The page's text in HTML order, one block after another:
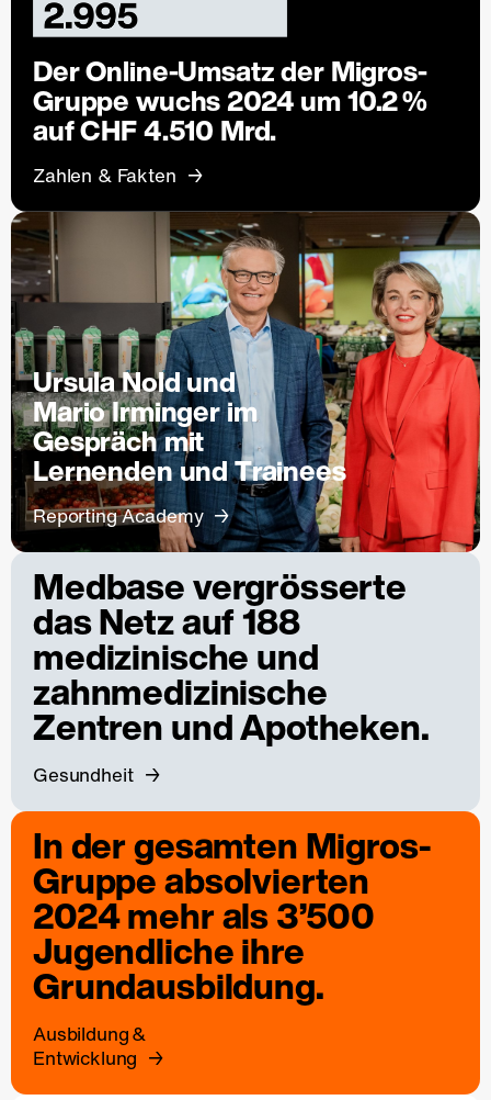
Der Online-Umsatz der Migros-
Gruppe wuchs 2024 um 10.2 %
auf CHF 4.510 Mrd.
Zahlen & Fakten
Ursula Nold und
Mario Irminger im
Gespräch mit
Lernenden und Trainees
Reporting Academy
Medbase vergrösserte
das Netz auf 188
medizinische und
zahnmedizinische
Zentren und Apotheken.
Gesundheit
In der gesamten Migros-
Gruppe absolvierten
2024 mehr als 3’500
Jugendliche ihre
Grundausbildung.
Ausbildung &
Entwicklung